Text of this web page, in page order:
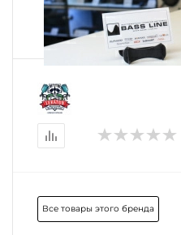
Все товары этого бренда